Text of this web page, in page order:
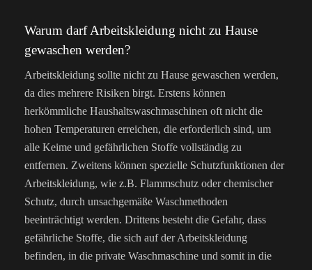
Warum darf Arbeitskleidung nicht zu Hause
gewaschen werden?
Arbeitskleidung sollte nicht zu Hause gewaschen werden,
da dies mehrere Risiken birgt. Erstens können
herkömmliche Haushaltswaschmaschinen oft nicht die
hohen Temperaturen erreichen, die erforderlich sind, um
alle Keime und gefährlichen Stoffe vollständig zu
entfernen. Zweitens können spezielle Schutzfunktionen der
Arbeitskleidung, wie z.B. Flammschutz oder chemischer
Schutz, durch unsachgemäße Waschmethoden
beeinträchtigt werden. Drittens besteht die Gefahr, dass
gefährliche Stoffe, die sich auf der Arbeitskleidung
befinden, in die private Waschmaschine und somit in die